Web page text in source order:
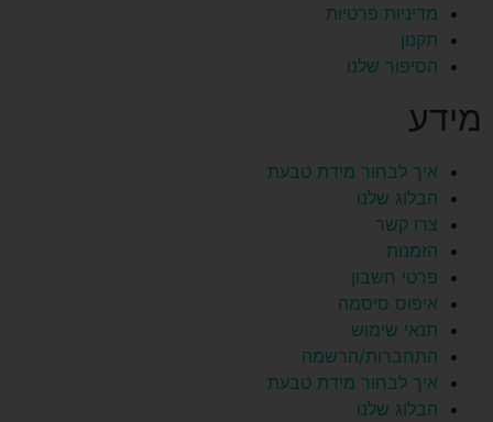
מידע
איך לבחור מידת טבעת
הבלוג שלנו
צרו קשר
הזמנות
פרטי חשבון
איפוס סיסמה
תנאי שימוש
התחברות/הרשמה
איך לבחור מידת טבעת
הבלוג שלנו
מדיניות פרטיות
תקנון
הסיפור שלנו